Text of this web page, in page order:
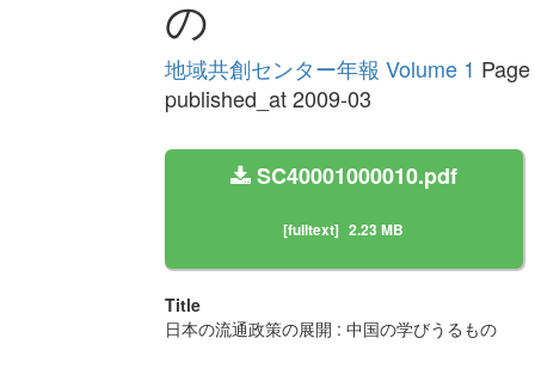
の
地域共創センター年報 Volume 1
published_at 2009-03
SC40001000010.pdf
[fulltext] 2.23 MB
Title
日本の流通政策の展開 : 中国の学びうるもの